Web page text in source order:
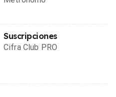
Suscripciones
Cifra Club PRO